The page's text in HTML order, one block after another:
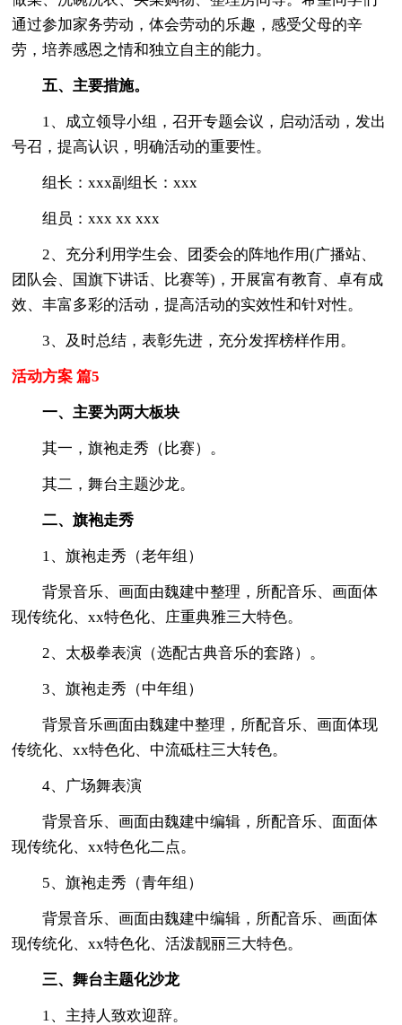
通过参加家务劳动，体会劳动的乐趣，感受父母的辛
劳，培养感恩之情和独立自主的能力。
五、主要措施。
1、成立领导小组，召开专题会议，启动活动，发出
号召，提高认识，明确活动的重要性。
组长：xxx副组长：xxx
组员：xxx xx xxx
2、充分利用学生会、团委会的阵地作用(广播站、
团队会、国旗下讲话、比赛等)，开展富有教育、卓有成
效、丰富多彩的活动，提高活动的实效性和针对性。
3、及时总结，表彰先进，充分发挥榜样作用。
活动方案 篇5
一、主要为两大板块
其一，旗袍走秀（比赛）。
其二，舞台主题沙龙。
二、旗袍走秀
1、旗袍走秀（老年组）
背景音乐、画面由魏建中整理，所配音乐、画面体
现传统化、xx特色化、庄重典雅三大特色。
2、太极拳表演（选配古典音乐的套路）。
3、旗袍走秀（中年组）
背景音乐画面由魏建中整理，所配音乐、画面体现
传统化、xx特色化、中流砥柱三大转色。
4、广场舞表演
背景音乐、画面由魏建中编辑，所配音乐、面面体
现传统化、xx特色化二点。
5、旗袍走秀（青年组）
背景音乐、画面由魏建中编辑，所配音乐、画面体
现传统化、xx特色化、活泼靓丽三大特色。
三、舞台主题化沙龙
1、主持人致欢迎辞。